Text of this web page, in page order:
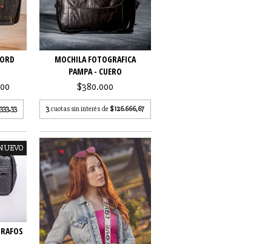
MOCHILA FOTOGRAFICA
PAMPA - CUERO
$380.000
3cuotas sin interés de $126.666,67